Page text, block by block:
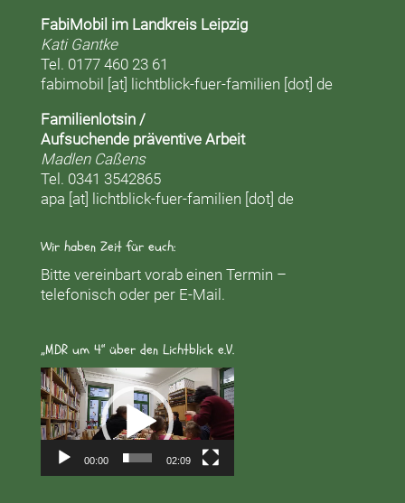
FabiMobil im Landkreis Leipzig
Kati Gantke
Tel. 0177 460 23 61
fabimobil [at] lichtblick-fuer-familien [dot] de
Familienlotsin /
Aufsuchende präventive Arbeit
Madlen Caßens
Tel. 0341 3542865
apa [at] lichtblick-fuer-familien [dot] de
Wir haben Zeit für euch:
Bitte vereinbart vorab einen Termin –
telefonisch oder per E-Mail.
„MDR um 4“ über den Lichtblick e.V.
Video-
Player
00:00 02:09